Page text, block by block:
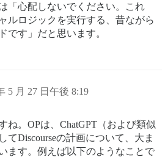
「心配しないでください。これ
ルロジックを実行する、昔ながら
です」だと思います。
5 月 27 日午後 8:19
ね。OPは、ChatGPT（および類似
てDiscourseの計画について、大ま
ます。例えば以下のようなことで